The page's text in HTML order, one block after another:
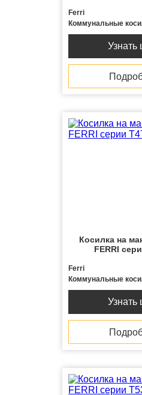
Ferri
Коммунальные
Узнать
Косилка на
FERRI
Ferri
Коммунальные
Узнать